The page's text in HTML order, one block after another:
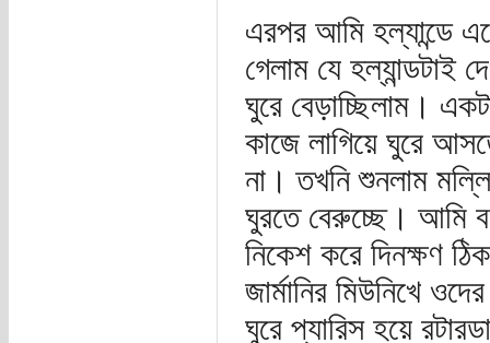
এরপর আমি হল্যান্ডে
গেলাম যে হল্যান্ডটাই
ঘুরে বেড়াচ্ছিলাম।
কাজে লাগিয়ে ঘুরে
না। তখনি শুনলাম
ঘুরতে বেরুচ্ছে। আমি
নিকেশ করে দিনক্ষণ
জার্মানির মিউনিখে
ঘুরে প্যারিস হয়ে